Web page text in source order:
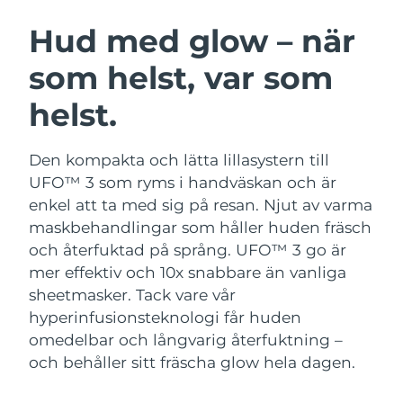
Hud med glow – när
som helst, var som
helst.
Den kompakta och lätta lillasystern till
UFO™ 3 som ryms i handväskan och är
enkel att ta med sig på resan. Njut av varma
maskbehandlingar som håller huden fräsch
och återfuktad på språng. UFO™ 3 go är
mer effektiv och 10x snabbare än vanliga
sheetmasker. Tack vare vår
hyperinfusionsteknologi får huden
omedelbar och långvarig återfuktning –
och behåller sitt fräscha glow hela dagen.
Ansiktsrengöring
Anti-aging massage
LUNA™ 4 Plus
Massage, LED heating
LUNA™ 4 Men
For men, anti-aging massage
Microcurrent toning
BEAR™ 2 go
Microcurrent toning on-the-go
BEAR™ 2 eyes & lips
Microcurrent line smoothing device
Återfuktning
UFO™ 3-paket
Deep facial hydration
UFO™ 3 LED
Near-infrared and red light therapy
device
Munvård
issa™ 4
Hybrid silicone sonic toothbrush
issa™ 4 plus
Smart hybrid silicone sonic toothbrush
FAQ™ ANTI-AGING-BEHANDLING
Anti-aging LED-behandlingar
NEW
Österrike Förväntad leverans8/9/26
Bahrain Förväntad leverans8/10/26
Belgien
Bermuda Förväntad leverans
Bosnien och
Hercegovina
Förväntad leverans8/12/26
Brunei Förväntad leverans 8/14/26
Bulgarien Förväntad leverans
Kanada Förväntad leverans 8/13/26